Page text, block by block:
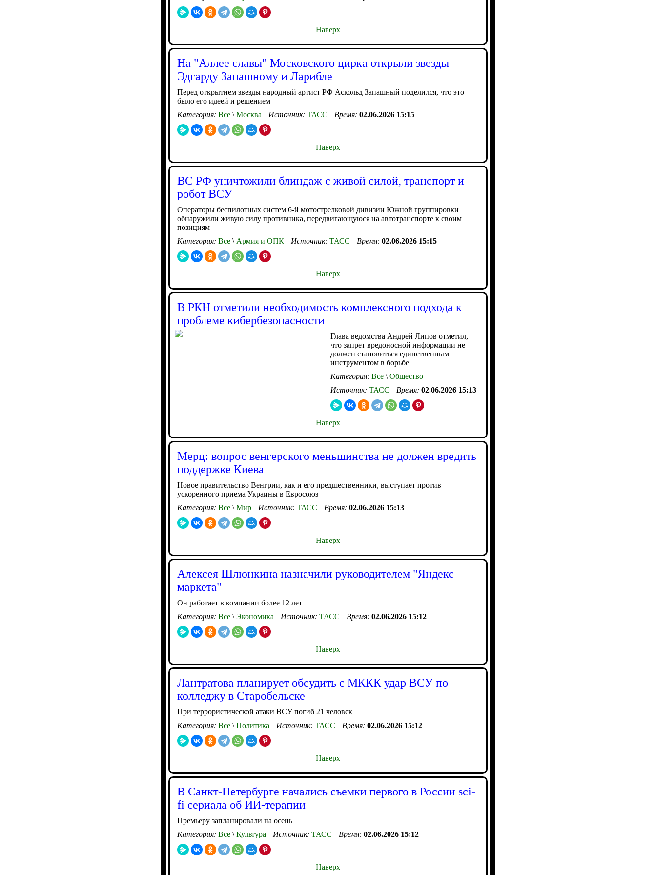
Наверх
На "Аллее славы" Московского цирка открыли звезды
Эдгарду Запашному и Ларибле
Перед открытием звезды народный артист РФ Аскольд Запашный поделился, что это
было его идеей и решением
Категория: Все \ Москва Источник: ТАСС Время: 02.06.2026 15:15
Наверх
ВС РФ уничтожили блиндаж с живой силой, транспорт и
робот ВСУ
Операторы беспилотных систем 6-й мотострелковой дивизии Южной группировки
обнаружили живую силу противника, передвигающуюся на автотранспорте к своим
позициям
Категория: Все \ Армия и ОПК Источник: ТАСС Время: 02.06.2026 15:15
Наверх
В РКН отметили необходимость комплексного подхода к
проблеме кибербезопасности
Глава ведомства Андрей Липов отметил,
что запрет вредоносной информации не
должен становиться единственным
инструментом в борьбе
Категория: Все \ Общество
Источник: ТАСС Время: 02.06.2026 15:13
Наверх
Мерц: вопрос венгерского меньшинства не должен вредить
поддержке Киева
Новое правительство Венгрии, как и его предшественники, выступает против
ускоренного приема Украины в Евросоюз
Категория: Все \ Мир Источник: ТАСС Время: 02.06.2026 15:13
Наверх
Алексея Шлюнкина назначили руководителем "Яндекс
маркета"
Он работает в компании более 12 лет
Категория: Все \ Экономика Источник: ТАСС Время: 02.06.2026 15:12
Наверх
Лантратова планирует обсудить с МККК удар ВСУ по
колледжу в Старобельске
При террористической атаки ВСУ погиб 21 человек
Категория: Все \ Политика Источник: ТАСС Время: 02.06.2026 15:12
Наверх
В Санкт-Петербурге начались съемки первого в России sci-
fi сериала об ИИ-терапии
Премьеру запланировали на осень
Категория: Все \ Культура Источник: ТАСС Время: 02.06.2026 15:12
Наверх